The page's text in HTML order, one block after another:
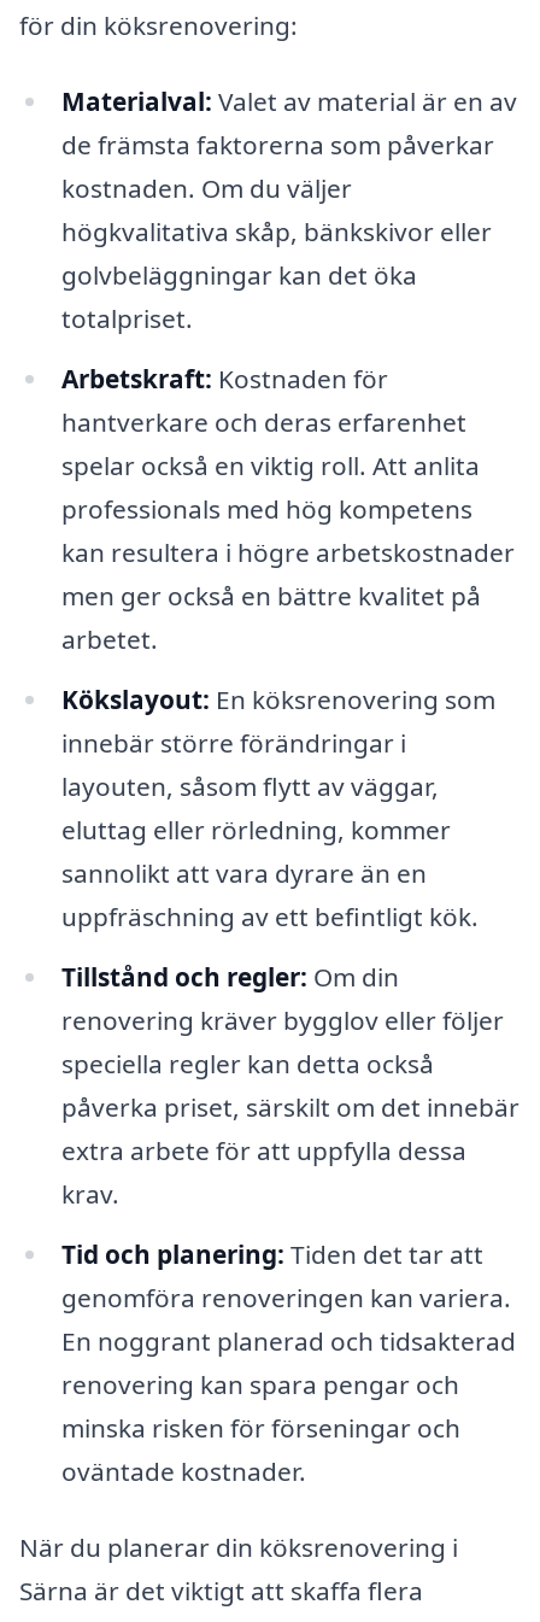
för din köksrenovering:
Materialval: Valet av material är en av
de främsta faktorerna som påverkar
kostnaden. Om du väljer
högkvalitativa skåp, bänkskivor eller
golvbeläggningar kan det öka
totalpriset.
Arbetskraft: Kostnaden för
hantverkare och deras erfarenhet
spelar också en viktig roll. Att anlita
professionals med hög kompetens
kan resultera i högre arbetskostnader
men ger också en bättre kvalitet på
arbetet.
Kökslayout: En köksrenovering som
innebär större förändringar i
layouten, såsom flytt av väggar,
eluttag eller rörledning, kommer
sannolikt att vara dyrare än en
uppfräschning av ett befintligt kök.
Tillstånd och regler: Om din
renovering kräver bygglov eller följer
speciella regler kan detta också
påverka priset, särskilt om det innebär
extra arbete för att uppfylla dessa
krav.
Tid och planering: Tiden det tar att
genomföra renoveringen kan variera.
En noggrant planerad och tidsakterad
renovering kan spara pengar och
minska risken för förseningar och
oväntade kostnader.
När du planerar din köksrenovering i
Särna är det viktigt att skaffa flera